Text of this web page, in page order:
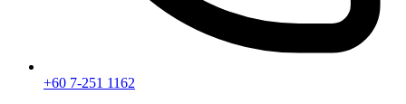
+60 7-251 1162